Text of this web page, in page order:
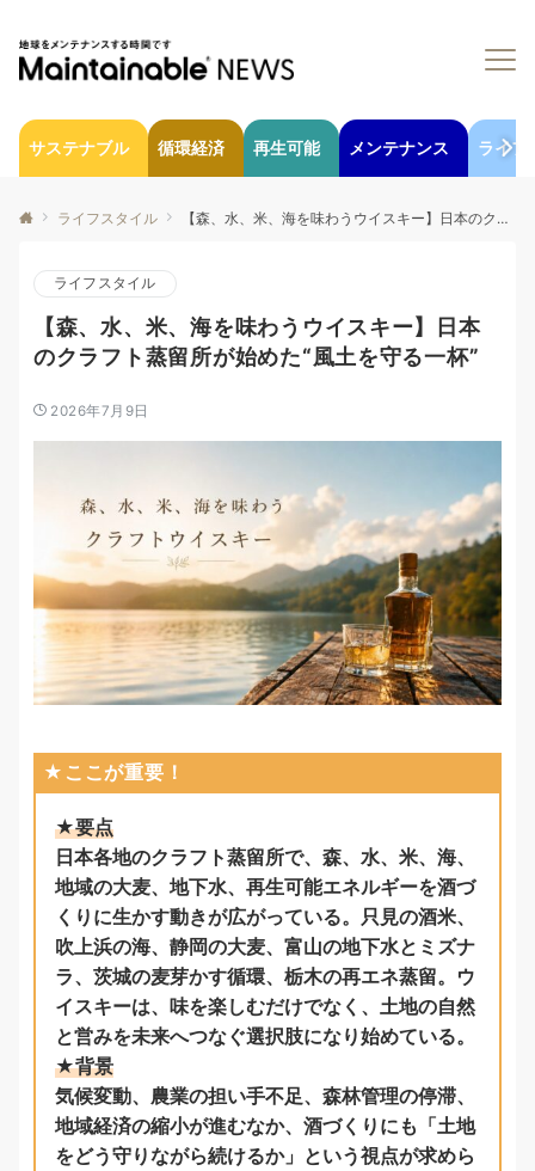
サステナブル 循環経済 再生可能 メンテナンス ライフ
ライフスタイル 【森、水、米、海を味わうウイスキー】日本のクラフト蒸留所が始めた“風土を守る一杯”
ライフスタイル
【森、水、米、海を味わうウイスキー】日本
のクラフト蒸留所が始めた“風土を守る一杯”
2026年7月9日
★ここが重要！
★要点
日本各地のクラフト蒸留所で、森、水、米、海、
地域の大麦、地下水、再生可能エネルギーを酒づ
くりに生かす動きが広がっている。只見の酒米、
吹上浜の海、静岡の大麦、富山の地下水とミズナ
ラ、茨城の麦芽かす循環、栃木の再エネ蒸留。ウ
イスキーは、味を楽しむだけでなく、土地の自然
と営みを未来へつなぐ選択肢になり始めている。
★背景
気候変動、農業の担い手不足、森林管理の停滞、
地域経済の縮小が進むなか、酒づくりにも「土地
をどう守りながら続けるか」という視点が求めら